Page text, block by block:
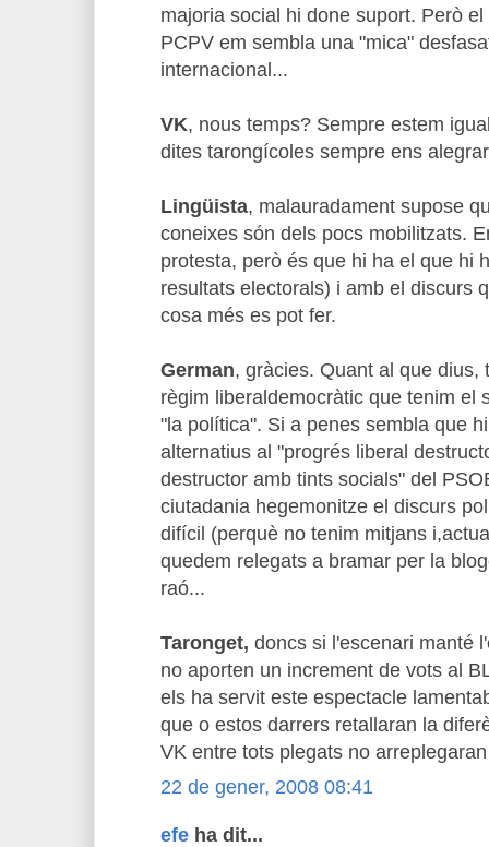
majoria social hi done suport. Però
PCPV em sembla una "mica"
internacional...
VK, nous temps? Sempre estem
dites tarongícoles sempre ens
Lingüista, malauradament supose
coneixes són dels pocs mobilitzats.
protesta, però és que hi ha el que hi
resultats electorals) i amb el discurs
cosa més es pot fer.
German, gràcies. Quant al que dius,
règim liberaldemocràtic que tenim el
"la política". Si a penes sembla que
alternatius al "progrés liberal
destructor amb tints socials" del
ciutadania hegemonitze el discurs
difícil (perquè no tenim mitjans
quedem relegats a bramar per la
raó...
Taronget, doncs si l'escenari manté
no aporten un increment de vots al
els ha servit este espectacle
que o estos darrers retallaran la
VK entre tots plegats no
22 de gener, 2008 08:41
efe ha dit...